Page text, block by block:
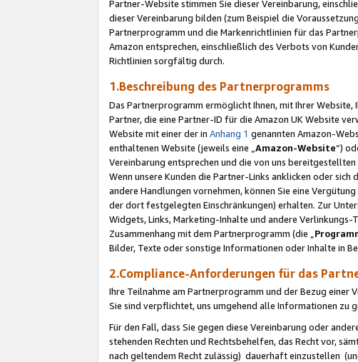
Partner-Website stimmen Sie dieser Vereinbarung,
dieser Vereinbarung bilden (zum Beispiel die
Partnerprogramm und die Markenrichtlinien für das
Amazon entsprechen, einschließlich des Verbots von
Richtlinien sorgfältig durch.
1.Beschreibung des Partnerprogramms
Das Partnerprogramm ermöglicht Ihnen, mit Ihrer
Partner, die eine Partner-ID für die Amazon UK Website
Website mit einer der in Anhang 1 genannten Amazon-
enthaltenen Website (jeweils eine „ Amazon-Website“)
Vereinbarung entsprechen und die von uns bereitgestellten
Wenn unsere Kunden die Partner-Links anklicken oder
andere Handlungen vornehmen, können Sie eine
der dort festgelegten Einschränkungen) erhalten. Zur
Widgets, Links, Marketing-Inhalte und andere
Zusammenhang mit dem Partnerprogramm (die „
Bilder, Texte oder sonstige Informationen oder Inhalte in
2.Compliance-Anforderungen für das
Ihre Teilnahme am Partnerprogramm und der Bezug einer
Sie sind verpflichtet, uns umgehend alle Informationen zu
Für den Fall, dass Sie gegen diese Vereinbarung oder
stehenden Rechten und Rechtsbehelfen, das Recht vor,
nach geltendem Recht zulässig) dauerhaft einzustellen